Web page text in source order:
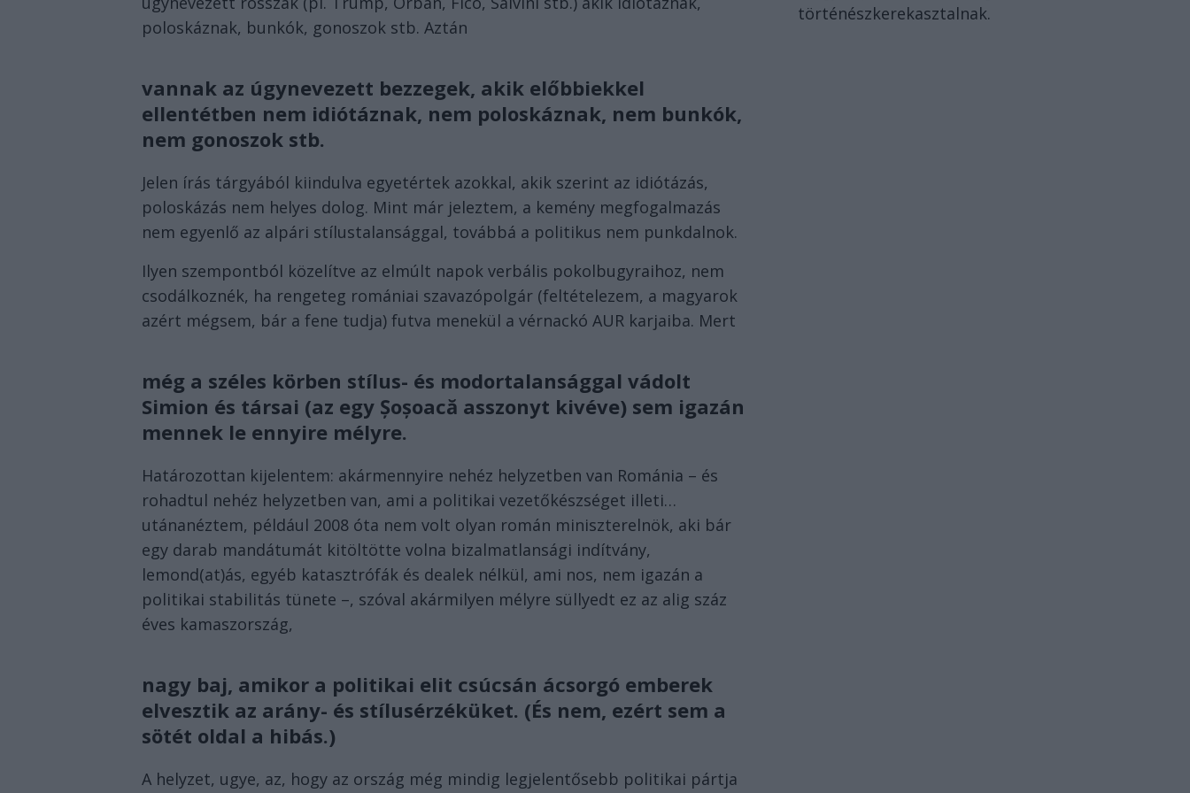
poloskáznak, bunkók, gonoszok stb. Aztán
vannak az úgynevezett bezzegek, akik előbbiekkel
ellentétben nem idiótáznak, nem poloskáznak, nem bunkók,
nem gonoszok stb.
Jelen írás tárgyából kiindulva egyetértek azokkal, akik szerint az idiótázás,
poloskázás nem helyes dolog. Mint már jeleztem, a kemény megfogalmazás
nem egyenlő az alpári stílustalansággal, továbbá a politikus nem punkdalnok.
Ilyen szempontból közelítve az elmúlt napok verbális pokolbugyraihoz, nem
csodálkoznék, ha rengeteg romániai szavazópolgár (feltételezem, a magyarok
azért mégsem, bár a fene tudja) futva menekül a vérnackó AUR karjaiba. Mert
még a széles körben stílus- és modortalansággal vádolt
Simion és társai (az egy Șoșoacă asszonyt kivéve) sem igazán
mennek le ennyire mélyre.
Határozottan kijelentem: akármennyire nehéz helyzetben van Románia – és
rohadtul nehéz helyzetben van, ami a politikai vezetőkészséget illeti…
utánanéztem, például 2008 óta nem volt olyan román miniszterelnök, aki bár
egy darab mandátumát kitöltötte volna bizalmatlansági indítvány,
lemond(at)ás, egyéb katasztrófák és dealek nélkül, ami nos, nem igazán a
politikai stabilitás tünete –, szóval akármilyen mélyre süllyedt ez az alig száz
éves kamaszország,
nagy baj, amikor a politikai elit csúcsán ácsorgó emberek
elvesztik az arány- és stílusérzéküket. (És nem, ezért sem a
sötét oldal a hibás.)
A helyzet, ugye, az, hogy az ország még mindig legjelentősebb politikai pártja
történészkerekasztalnak.